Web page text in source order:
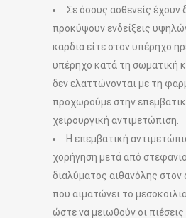
Σε όσους ασθενείς έχουν
προκύψουν ενδείξεις
καρδιά είτε στον υπέρηχο
υπέρηχο κατά τη σωματική
δεν ελαττώνονται με τη
προχωρούμε στην
χειρουργική αντιμετώπιση.
Η επεμβατική
χορήγηση μετά από
διαλύματος αιθανόλης στον
που αιματώνει το
ώστε να μειωθούν οι